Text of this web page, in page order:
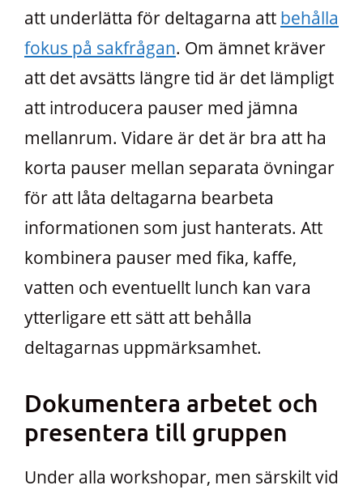
att underlätta för deltagarna att behålla
fokus på sakfrågan. Om ämnet kräver
att det avsätts längre tid är det lämpligt
att introducera pauser med jämna
mellanrum. Vidare är det är bra att ha
korta pauser mellan separata övningar
för att låta deltagarna bearbeta
informationen som just hanterats. Att
kombinera pauser med fika, kaffe,
vatten och eventuellt lunch kan vara
ytterligare ett sätt att behålla
deltagarnas uppmärksamhet.
Dokumentera arbetet och
presentera till gruppen
Under alla workshopar, men särskilt vid